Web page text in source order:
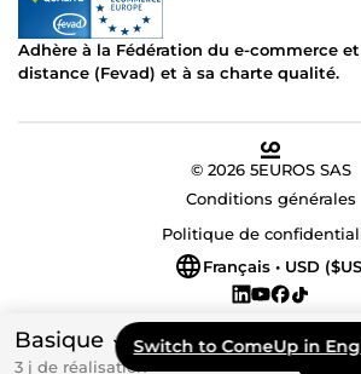
Basique
3 j de réalisation
Switch to ComeUp in
Adhère à la Fédération du e-commerce
distance (Fevad) et à sa charte qualité.
© 2026 5EUROS SAS
Conditions générales
Politique de
Français • USD